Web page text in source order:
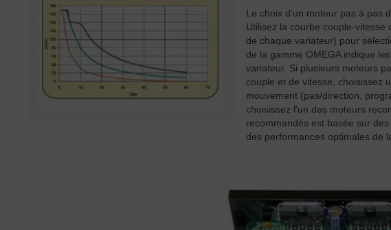
Le choix d'un moteur pas à pas
Utilisez la courbe couple-
de chaque variateur) pour
de la gamme OMEGA indique
variateur. Si plusieurs moteurs
couple et de vitesse, choisissez
mouvement (pas/direction,
choisissez l'un des moteurs
recommandés est basée sur
des performances optimales de